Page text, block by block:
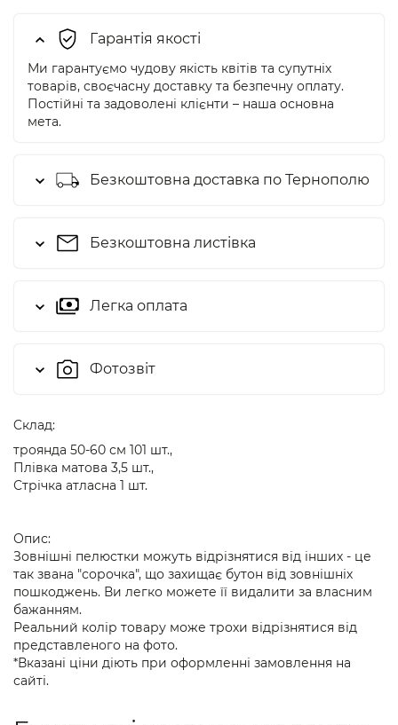
Гарантія якості
Ми гарантуємо чудову якість квітів та супутніх
товарів, своєчасну доставку та безпечну оплату.
Постійні та задоволені клієнти – наша основна
мета.
Безкоштовна доставка по Тернополю
Безкоштовна листівка
Легка оплата
Фотозвіт
Cклад:
троянда 50-60 см 101 шт.,
Плівка матова 3,5 шт.,
Стрічка атласна 1 шт.
Опис:
Зовнішні пелюстки можуть відрізнятися від інших - це
так звана "сорочка", що захищає бутон від зовнішніх
пошкоджень. Ви легко можете її видалити за власним
бажанням.
Реальний колір товару може трохи відрізнятися від
представленого на фото.
*Вказані ціни діють при оформленні замовлення на
сайті.